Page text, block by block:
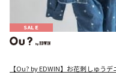
SALE
【Ou? by EDWIN】お花刺しゅう